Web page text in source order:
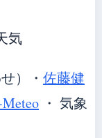
気
） ・ 佐藤健
・ 気象